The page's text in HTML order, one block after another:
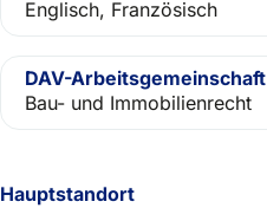
Hauptstandort
Englisch, Französisch
DAV-Arbeitsgemeinschaft
Bau- und Immobilienrecht